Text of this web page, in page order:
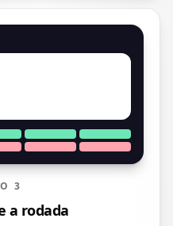
3
a rodada